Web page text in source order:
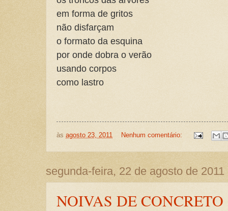
em forma de gritos
não disfarçam
o formato da esquina
por onde dobra o verão
usando corpos
como lastro
às agosto 23, 2011 Nenhum comentário:
segunda-feira, 22 de agosto de 2011
NOIVAS DE CONCRETO